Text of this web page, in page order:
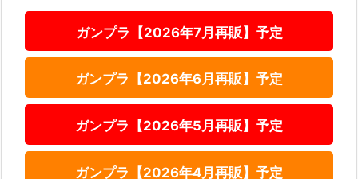
ガンプラ【2026年7月再販】予定
ガンプラ【2026年6月再販】予定
ガンプラ【2026年5月再販】予定
ガンプラ【2026年4月再販】予定